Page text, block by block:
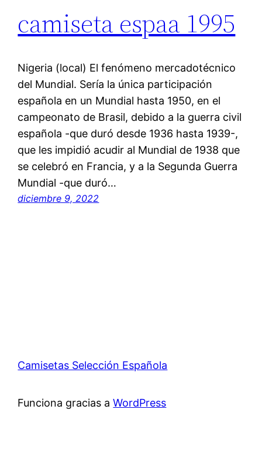
camiseta espaa 1995
Nigeria (local) El fenómeno mercadotécnico
del Mundial. Sería la única participación
española en un Mundial hasta 1950, en el
campeonato de Brasil, debido a la guerra civil
española -que duró desde 1936 hasta 1939-,
que les impidió acudir al Mundial de 1938 que
se celebró en Francia, y a la Segunda Guerra
Mundial -que duró…
diciembre 9, 2022
Camisetas Selección Española
Funciona gracias aWordPress